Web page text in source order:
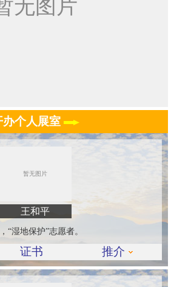
办个人展室
王和平
“湿地保护”志愿者。
证书 推介